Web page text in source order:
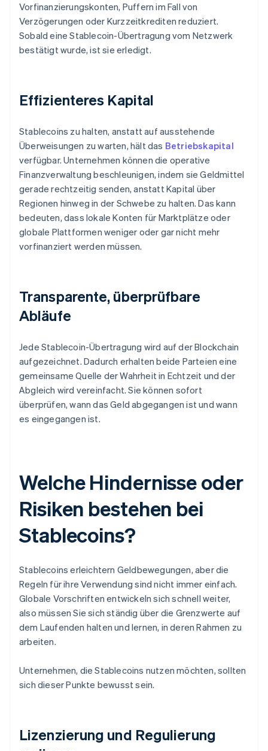
Vorfinanzierungskonten, Puffern im Fall von
Verzögerungen oder Kurzzeitkrediten reduziert.
Sobald eine Stablecoin-Übertragung vom Netzwerk
bestätigt wurde, ist sie erledigt.
Effizienteres Kapital
Stablecoins zu halten, anstatt auf ausstehende
Überweisungen zu warten, hält das Betriebskapital
verfügbar. Unternehmen können die operative
Finanzverwaltung beschleunigen, indem sie Geldmittel
gerade rechtzeitig senden, anstatt Kapital über
Regionen hinweg in der Schwebe zu halten. Das kann
bedeuten, dass lokale Konten für Marktplätze oder
globale Plattformen weniger oder gar nicht mehr
vorfinanziert werden müssen.
Transparente, überprüfbare
Abläufe
Jede Stablecoin-Übertragung wird auf der Blockchain
aufgezeichnet. Dadurch erhalten beide Parteien eine
gemeinsame Quelle der Wahrheit in Echtzeit und der
Abgleich wird vereinfacht. Sie können sofort
überprüfen, wann das Geld abgegangen ist und wann
es eingegangen ist.
Welche Hindernisse oder
Risiken bestehen bei
Stablecoins?
Stablecoins erleichtern Geldbewegungen, aber die
Regeln für ihre Verwendung sind nicht immer einfach.
Globale Vorschriften entwickeln sich schnell weiter,
also müssen Sie sich ständig über die Grenzwerte auf
dem Laufenden halten und lernen, in deren Rahmen zu
arbeiten.
Unternehmen, die Stablecoins nutzen möchten, sollten
sich dieser Punkte bewusst sein.
Lizenzierung und Regulierung